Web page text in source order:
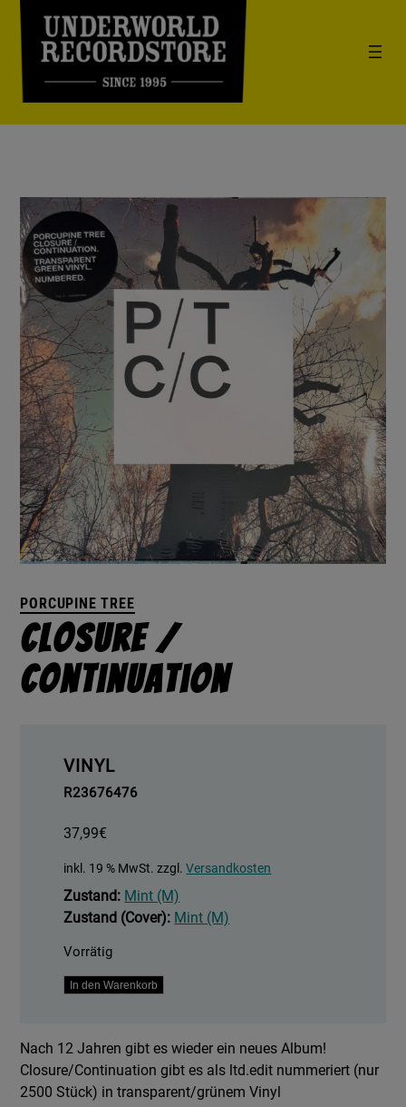
PORCUPINE TREE
Closure /
Continuation
VINYL
R23676476
37,99€
inkl. 19 % MwSt. zzgl.Versandkosten
Zustand: Mint (M)
Zustand (Cover): Mint (M)
Vorrätig
Closure
Menge
In den Warenkorb
Nach 12 Jahren gibt es wieder ein neues Album!
Closure/Continuation gibt es als ltd.edit nummeriert (nur
2500 Stück) in transparent/grünem Vinyl